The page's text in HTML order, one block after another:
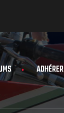
ADHÉRER